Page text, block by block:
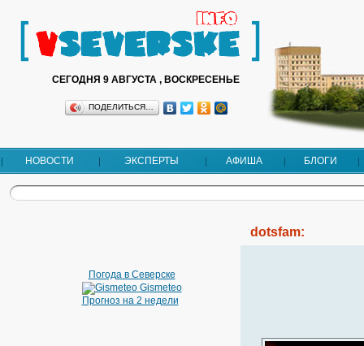
СЕГОДНЯ 9 АВГУСТА , ВОСКРЕСЕНЬЕ
ПОДЕЛИТЬСЯ…
НОВОСТИ ЭКСПЕРТЫ АФИША БЛОГИ
Погода в Северске
Gismeteo
Прогноз на 2 недели
dotsfam: